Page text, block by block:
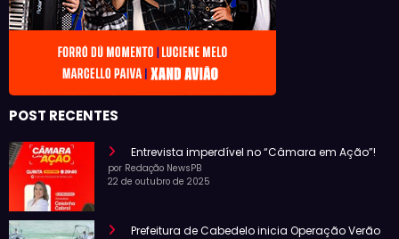
POST RECENTES
Entrevista imperdível no “Câmara em Ação”!
por Redação NewsPB
22 de outubro de 2025
Prefeitura de Cabedelo inicia Operação Verão